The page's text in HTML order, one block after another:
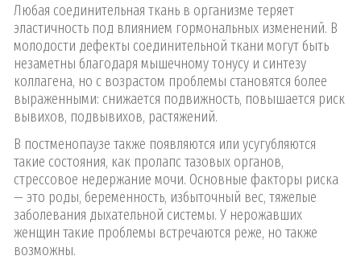
Любая соединительная ткань в организме теряет
эластичность под влиянием гормональных изменений. В
молодости дефекты соединительной ткани могут быть
незаметны благодаря мышечному тонусу и синтезу
коллагена, но с возрастом проблемы становятся более
выраженными: снижается подвижность, повышается риск
вывихов, подвывихов, растяжений.
В постменопаузе также появляются или усугубляются
такие состояния, как пролапс тазовых органов,
стрессовое недержание мочи. Основные факторы риска
— это роды, беременность, избыточный вес, тяжелые
заболевания дыхательной системы. У нерожавших
женщин такие проблемы встречаются реже, но также
возможны.